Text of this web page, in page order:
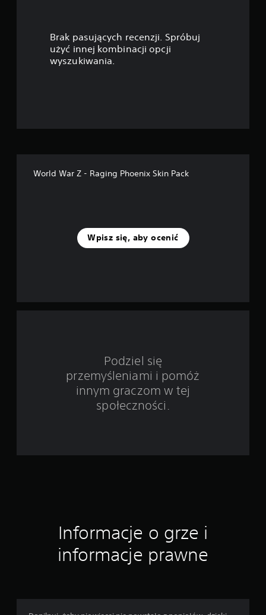
n
a
Brak pasujących recenzji. Spróbuj
użyć innej kombinacji opcji
wyszukiwania.
World War Z - Raging Phoenix Skin Pack
Wpisz się, aby ocenić
Podziel się
przemyśleniami i pomóż
innym graczom w tej
społeczności.
Informacje o grze i
informacje prawne